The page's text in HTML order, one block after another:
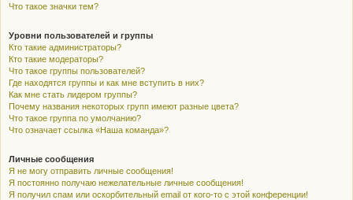
Что такое значки тем?
Уровни пользователей и группы
Кто такие администраторы?
Кто такие модераторы?
Что такое группы пользователей?
Где находятся группы и как мне вступить в них?
Как мне стать лидером группы?
Почему названия некоторых групп имеют разные цвета?
Что такое группа по умолчанию?
Что означает ссылка «Наша команда»?
Личные сообщения
Я не могу отправить личные сообщения!
Я постоянно получаю нежелательные личные сообщения!
Я получил спам или оскорбительный email от кого-то с этой конференции!